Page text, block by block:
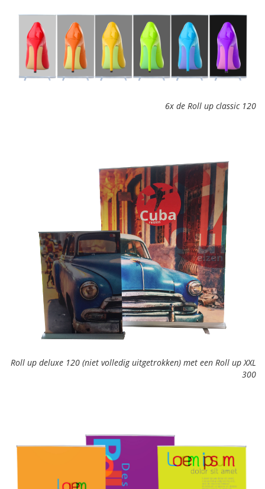
6x de Roll up classic 120
Roll up deluxe 120 (niet volledig uitgetrokken) met een Roll up XXL
300